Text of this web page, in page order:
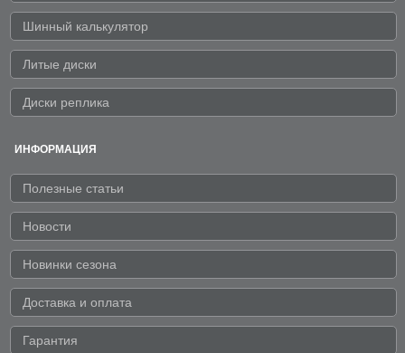
Шинный калькулятор
Литые диски
Диски реплика
ИНФОРМАЦИЯ
Полезные статьи
Новости
Новинки сезона
Доставка и оплата
Гарантия